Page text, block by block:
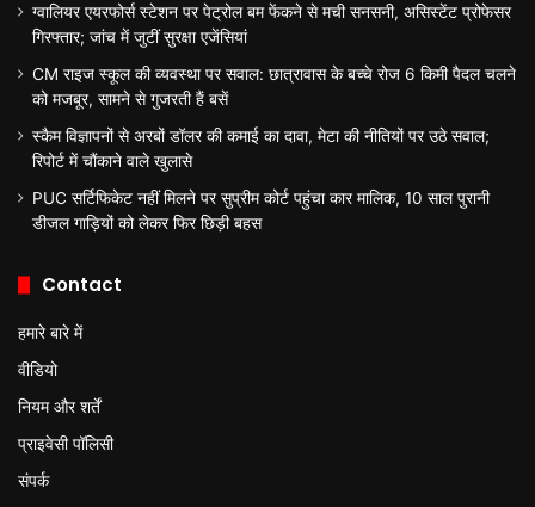
ग्वालियर एयरफोर्स स्टेशन पर पेट्रोल बम फेंकने से मची सनसनी, असिस्टेंट प्रोफेसर
गिरफ्तार; जांच में जुटीं सुरक्षा एजेंसियां
CM राइज स्कूल की व्यवस्था पर सवाल: छात्रावास के बच्चे रोज 6 किमी पैदल चलने
को मजबूर, सामने से गुजरती हैं बसें
स्कैम विज्ञापनों से अरबों डॉलर की कमाई का दावा, मेटा की नीतियों पर उठे सवाल;
रिपोर्ट में चौंकाने वाले खुलासे
PUC सर्टिफिकेट नहीं मिलने पर सुप्रीम कोर्ट पहुंचा कार मालिक, 10 साल पुरानी
डीजल गाड़ियों को लेकर फिर छिड़ी बहस
Contact
हमारे बारे में
वीडियो
नियम और शर्तें
प्राइवेसी पॉलिसी
संपर्क